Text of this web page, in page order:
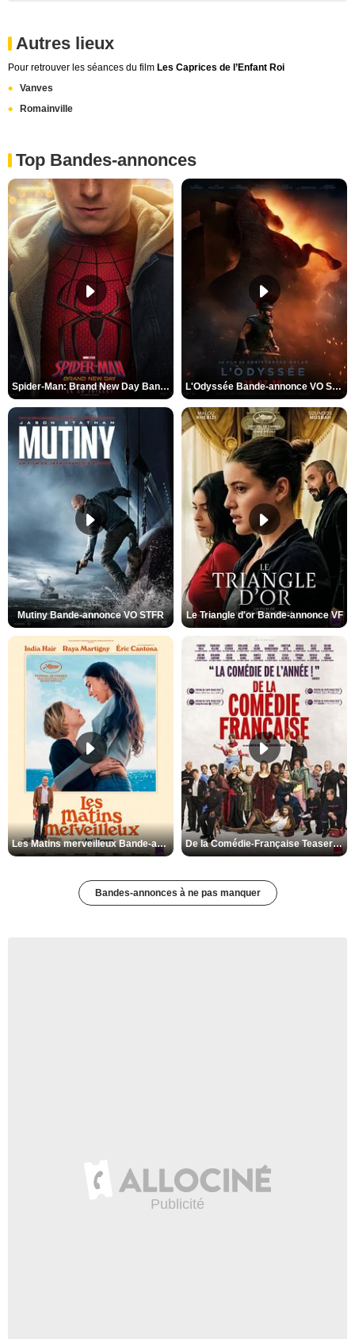
Autres lieux
Pour retrouver les séances du film Les Caprices de l’Enfant Roi
Vanves
Romainville
Top Bandes-annonces
Spider-Man: Brand New Day Bande-annonce VO STFR L'Odyssée Bande-annonce VO STFR
Mutiny Bande-annonce VO STFR Le Triangle d'or Bande-annonce VF
Les Matins merveilleux Bande-annonce VF De la Comédie-Française Teaser VF
Bandes-annonces à ne pas manquer